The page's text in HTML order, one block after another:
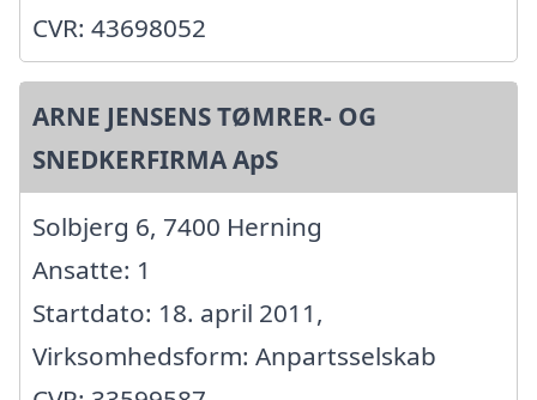
CVR: 43698052
ARNE JENSENS TØMRER- OG
SNEDKERFIRMA ApS
Solbjerg 6, 7400 Herning
Ansatte: 1
Startdato: 18. april 2011,
Virksomhedsform: Anpartsselskab